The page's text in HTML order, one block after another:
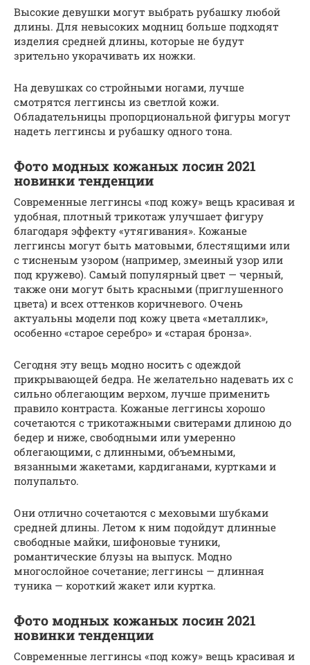
Высокие девушки могут выбрать рубашку любой
длины. Для невысоких модниц больше подходят
изделия средней длины, которые не будут
зрительно укорачивать их ножки.
На девушках со стройными ногами, лучше
смотрятся леггинсы из светлой кожи.
Обладательницы пропорциональной фигуры могут
надеть леггинсы и рубашку одного тона.
Фото модных кожаных лосин 2021
новинки тенденции
Современные леггинсы «под кожу» вещь красивая и
удобная, плотный трикотаж улучшает фигуру
благодаря эффекту «утягивания». Кожаные
леггинсы могут быть матовыми, блестящими или
с тисненым узором (например, змеиный узор или
под кружево). Самый популярный цвет — черный,
также они могут быть красными (приглушенного
цвета) и всех оттенков коричневого. Очень
актуальны модели под кожу цвета «металлик»,
особенно «старое серебро» и «старая бронза».
Сегодня эту вещь модно носить с одеждой
прикрывающей бедра. Не желательно надевать их с
сильно облегающим верхом, лучше применить
правило контраста. Кожаные леггинсы хорошо
сочетаются с трикотажными свитерами длиною до
бедер и ниже, свободными или умеренно
облегающими, с длинными, объемными,
вязанными жакетами, кардиганами, куртками и
полупальто.
Они отлично сочетаются с меховыми шубками
средней длины. Летом к ним подойдут длинные
свободные майки, шифоновые туники,
романтические блузы на выпуск. Модно
многослойное сочетание; леггинсы — длинная
туника — короткий жакет или куртка.
Фото модных кожаных лосин 2021
новинки тенденции
Современные леггинсы «под кожу» вещь красивая и